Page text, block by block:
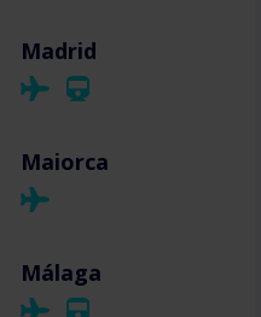
Madrid
Maiorca
Málaga